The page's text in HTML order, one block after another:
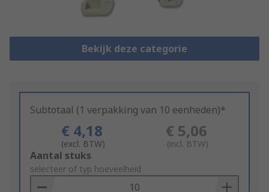
Bekijk deze categorie
Subtotaal (1 verpakking van 10 eenheden)*
€ 4,18
(excl. BTW)
€ 5,06
(incl. BTW)
Add
to
Basket
Aantal stuks
selecteer of typ hoeveelheid